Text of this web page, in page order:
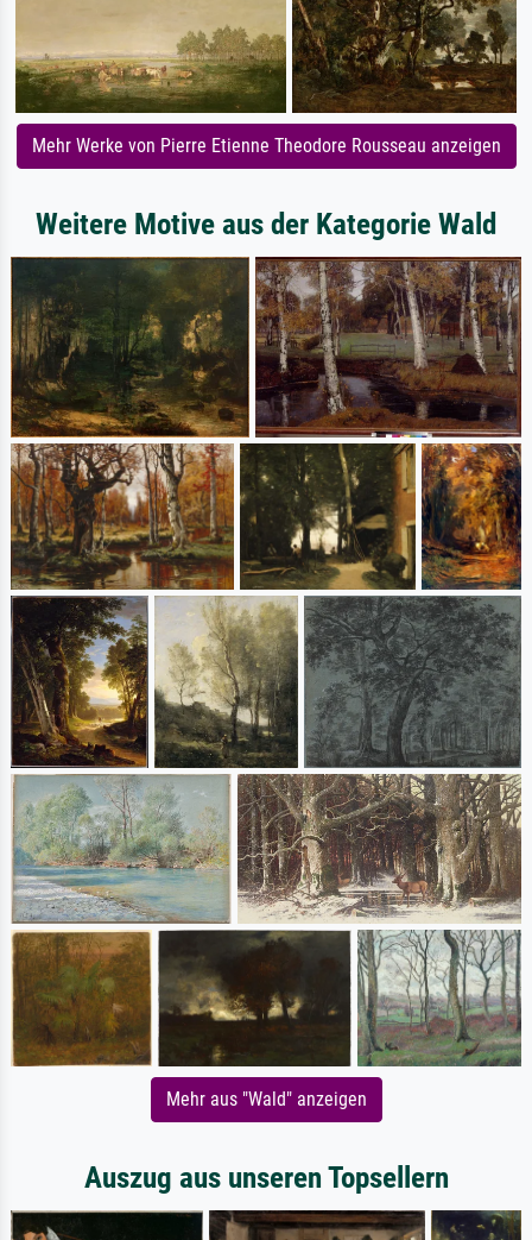
Mehr Werke von Pierre Etienne Theodore Rousseau anzeigen
Weitere Motive aus der Kategorie Wald
Mehr aus "Wald" anzeigen
Auszug aus unseren Topsellern